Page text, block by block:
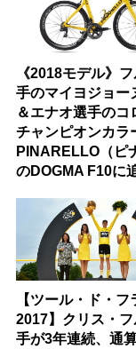
《2018モデル》
手のマイヨジョー
＆エナオ選手のコ
チャンピオンカラ
PINARELLO（ピ
のDOGMA F10に
【ツール・ド・フ
2017】クリス・
手が3年連続、通